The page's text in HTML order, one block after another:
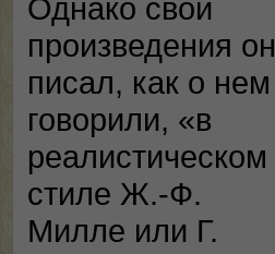
Однако свои
произведения он
писал, как о нем
говорили, «в
реалистическом
стиле Ж.-Ф.
Милле или Г.